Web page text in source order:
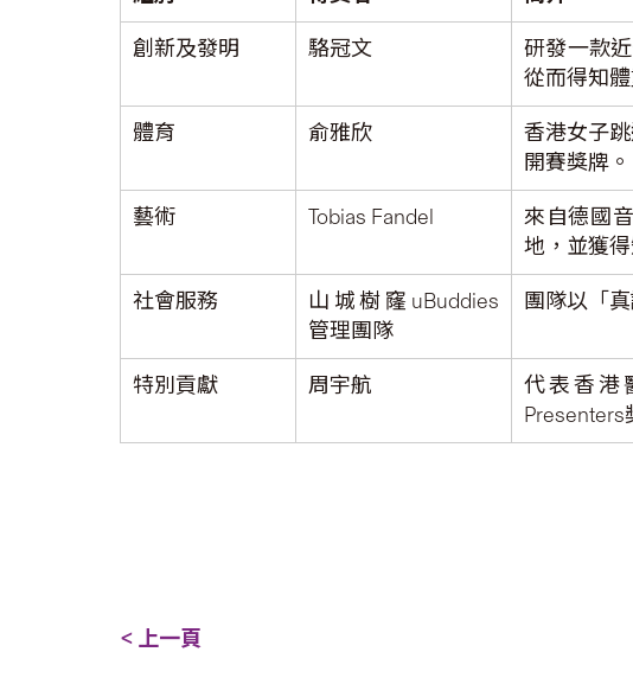
創新及發明 駱冠文
研發一款
從而得知
體育 俞雅欣
香港女子
開賽獎牌。
藝術 Tobias Fandel
來自德國
地，並獲
社會服務
山城樹窿uBuddies
管理團隊
團隊以「
特別貢獻 周宇航
代表香港
Presenters
< 上一頁